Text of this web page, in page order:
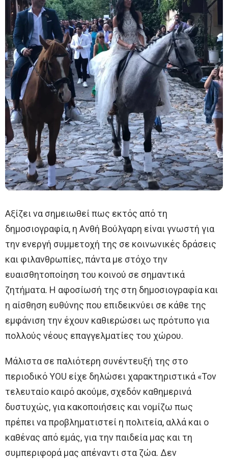
Αξίζει να σημειωθεί πως εκτός από τη
δημοσιογραφία, η Ανθή Βούλγαρη είναι γνωστή για
την ενεργή συμμετοχή της σε κοινωνικές δράσεις
και φιλανθρωπίες, πάντα με στόχο την
ευαισθητοποίηση του κοινού σε σημαντικά
ζητήματα. Η αφοσίωσή της στη δημοσιογραφία και
η αίσθηση ευθύνης που επιδεικνύει σε κάθε της
εμφάνιση την έχουν καθιερώσει ως πρότυπο για
πολλούς νέους επαγγελματίες του χώρου.
Μάλιστα σε παλιότερη συνέντευξή της στο
περιοδικό YOU είχε δηλώσει χαρακτηριστικά «Τον
τελευταίο καιρό ακούμε, σχεδόν καθημερινά
δυστυχώς, για κακοποιήσεις και νομίζω πως
πρέπει να προβληματιστεί η πολιτεία, αλλά και ο
καθένας από εμάς, για την παιδεία μας και τη
συμπεριφορά μας απέναντι στα ζώα. Δεν